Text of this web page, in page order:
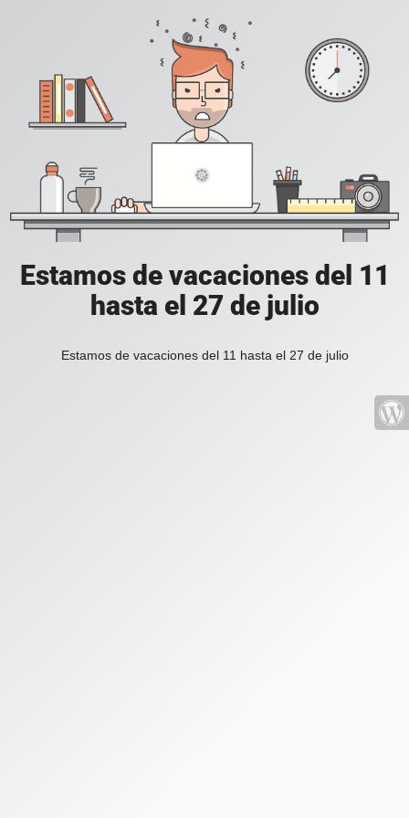
Estamos de vacaciones del 11
hasta el 27 de julio
Estamos de vacaciones del 11 hasta el 27 de julio